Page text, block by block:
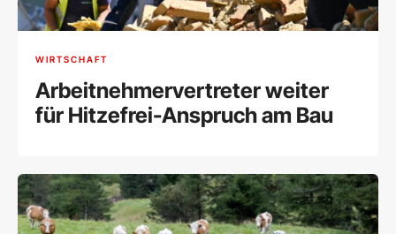
WIRTSCHAFT
Arbeitnehmervertreter weiter
für Hitzefrei-Anspruch am Bau